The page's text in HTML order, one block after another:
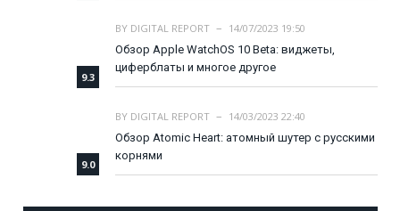
9.3
BY DIGITAL REPORT
14/07/2023 19:50
Обзор Apple WatchOS 10 Beta: виджеты,
циферблаты и многое другое
9.0
BY DIGITAL REPORT
14/03/2023 22:40
Обзор Atomic Heart: атомный шутер с русскими
корнями